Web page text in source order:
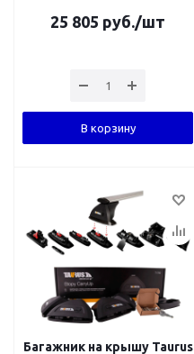
25 805 руб./шт
В корзину
Багажник на крышу Taurus